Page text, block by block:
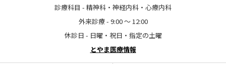
診療科目 - 精神科・神経内科・心療内科
外来診療 - 9:00 〜 12:00
休診日 - 日曜・祝日・指定の土曜
とやま医療情報